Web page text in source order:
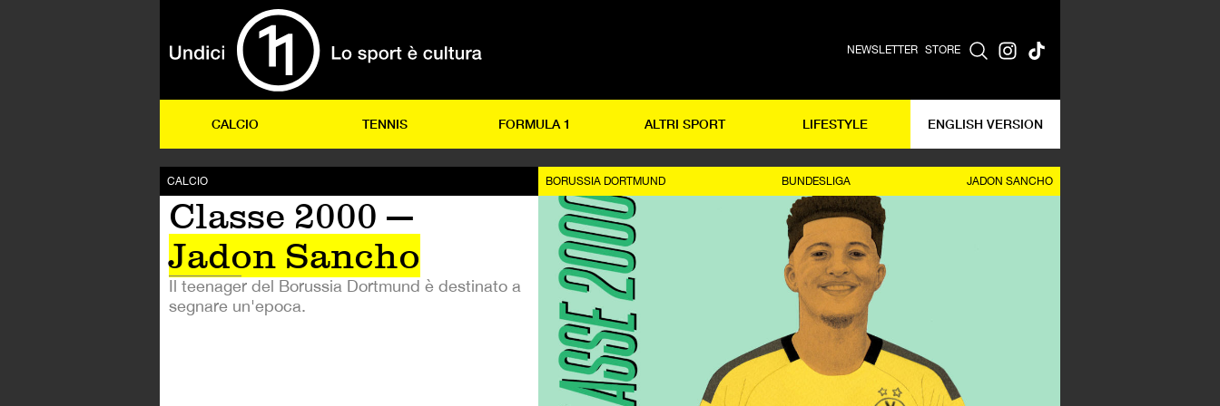
NEWSLETTER STORE
CALCIO TENNIS FORMULA 1 ALTRI SPORT LIFESTYLE ENGLISH VERSION
CALCIO
Classe 2000 —
Jadon Sancho
Il teenager del Borussia Dortmund è destinato a
segnare un'epoca.
BORUSSIA DORTMUND BUNDESLIGA JADON SANCHO